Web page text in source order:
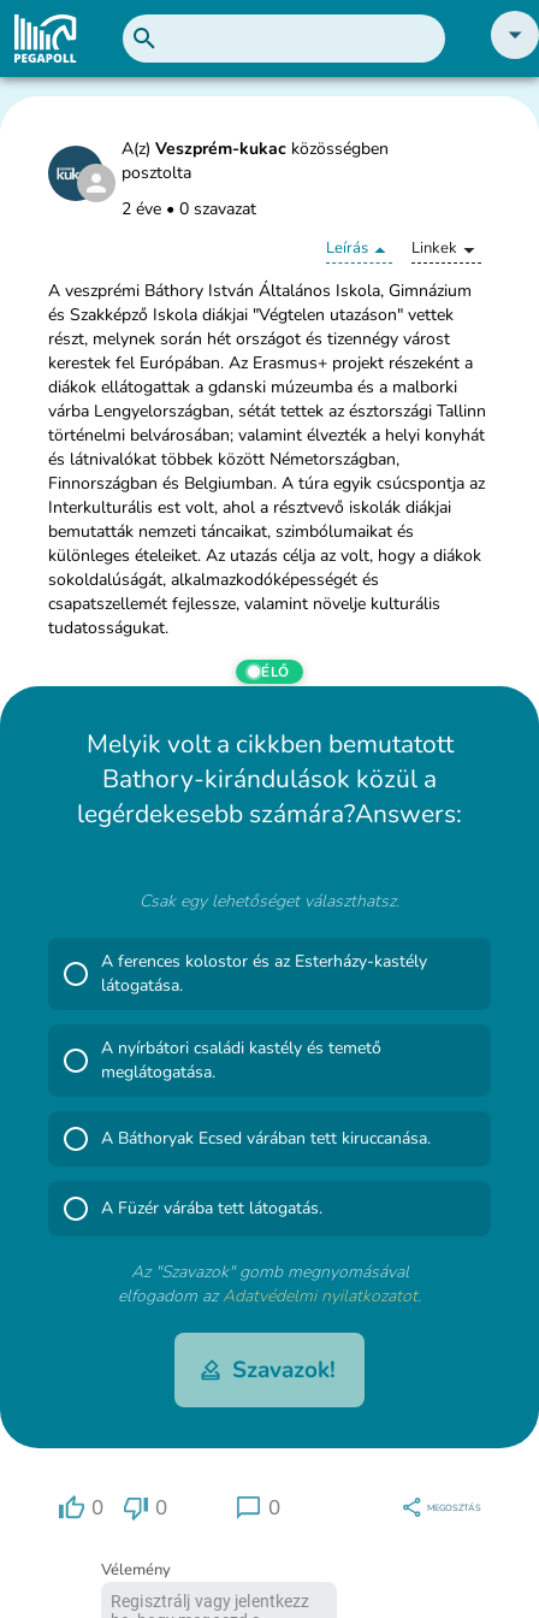
A(z) Veszprém-kukac közösségben
posztolta
2 éve • 0 szavazat
Leírás Linkek
A veszprémi Báthory István Általános Iskola, Gimnázium
és Szakképző Iskola diákjai "Végtelen utazáson" vettek
részt, melynek során hét országot és tizennégy várost
kerestek fel Európában. Az Erasmus+ projekt részeként a
diákok ellátogattak a gdanski múzeumba és a malborki
várba Lengyelországban, sétát tettek az észtországi Tallinn
történelmi belvárosában; valamint élvezték a helyi konyhát
és látnivalókat többek között Németországban,
Finnországban és Belgiumban. A túra egyik csúcspontja az
Interkulturális est volt, ahol a résztvevő iskolák diákjai
bemutatták nemzeti táncaikat, szimbólumaikat és
különleges ételeiket. Az utazás célja az volt, hogy a diákok
sokoldalúságát, alkalmazkodóképességét és
csapatszellemét fejlessze, valamint növelje kulturális
tudatosságukat.
ÉLŐ
Melyik volt a cikkben bemutatott
Bathory-kirándulások közül a
legérdekesebb számára?Answers:
Csak egy lehetőséget választhatsz.
A ferences kolostor és az Esterházy-kastély
látogatása.
A nyírbátori családi kastély és temető
meglátogatása.
A Báthoryak Ecsed várában tett kiruccanása.
A Füzér várába tett látogatás.
Az "Szavazok" gomb megnyomásával
elfogadom azAdatvédelmi nyilatkozatot.
Szavazok!
0 0 0 MEGOSZTÁS
Vélemény